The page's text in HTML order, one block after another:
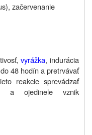
začervenanie
vyrážka, indurácia
48 hodín a pretrvávať
reakcie sprevádzať
a ojedinele vznik